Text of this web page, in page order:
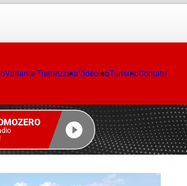
Variante TremezzinaVideolabTurismoContatti